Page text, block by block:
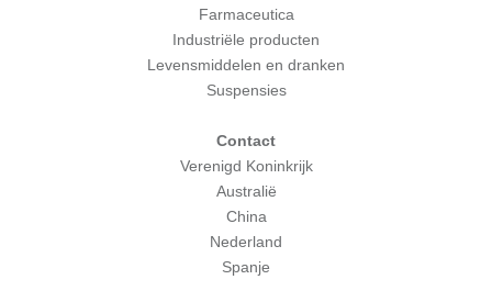
Farmaceutica
Industriële producten
Levensmiddelen en dranken
Suspensies
Contact
Verenigd Koninkrijk
Australië
China
Nederland
Spanje